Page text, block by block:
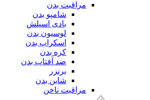
مراقبت بدن
شامپو بدن
بادی اسپلش
لوسیون بدن
اسکراپ بدن
کره بدن
ضد آفتاب بدن
برنزر
شاین بدن
مراقبت ناخن